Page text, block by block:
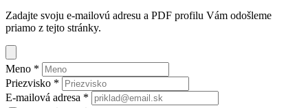
Zadajte svoju e-mailovú adresu a PDF profilu Vám odošleme
priamo z tejto stránky.
Meno *
Priezvisko *
E-mailová adresa *